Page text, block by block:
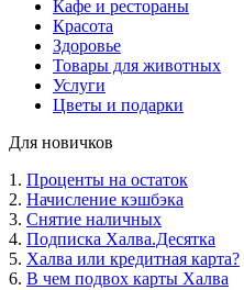
Кафе и рестораны
Красота
Здоровье
Товары для животных
Услуги
Цветы и подарки
Для новичков
1. Проценты на остаток
2. Начисление кэшбэка
3. Снятие наличных
4. Подписка Халва.Десятка
5. Халва или кредитная карта?
6. В чем подвох карты Халва